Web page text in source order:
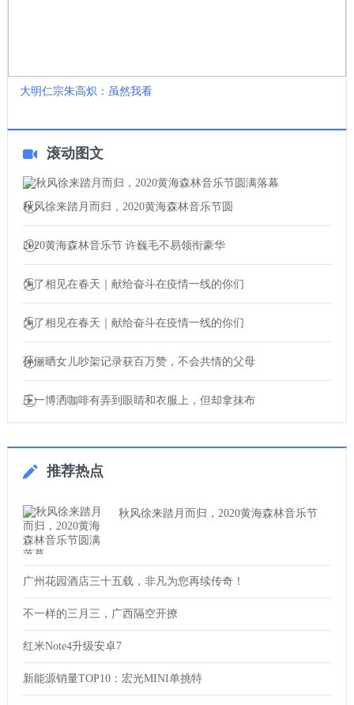
大明仁宗朱高炽：虽然我看
滚动图文
秋风徐来踏月而归，2020黄海森林音乐节圆
2020黄海森林音乐节 许巍毛不易领衔豪华
为了相见在春天｜献给奋斗在疫情一线的你们
为了相见在春天｜献给奋斗在疫情一线的你们
孙俪晒女儿吵架记录获百万赞，不会共情的父母
王一博洒咖啡有弄到眼睛和衣服上，但却拿抹布
推荐热点
秋风徐来踏月而归，2020黄海森林音乐节
广州花园酒店三十五载，非凡为您再续传奇！
不一样的三月三，广西隔空开撩
红米Note4升级安卓7
新能源销量TOP10：宏光MINI单挑特